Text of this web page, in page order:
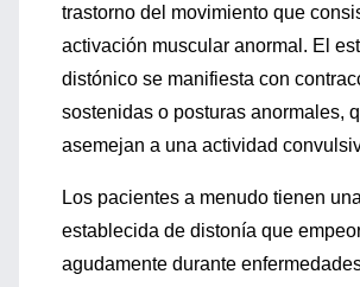
trastorno del movimiento que
activación muscular anormal. El
distónico se manifiesta con
sostenidas o posturas anormales,
asemejan a una actividad
Los pacientes a menudo tienen
establecida de distonía que
agudamente durante